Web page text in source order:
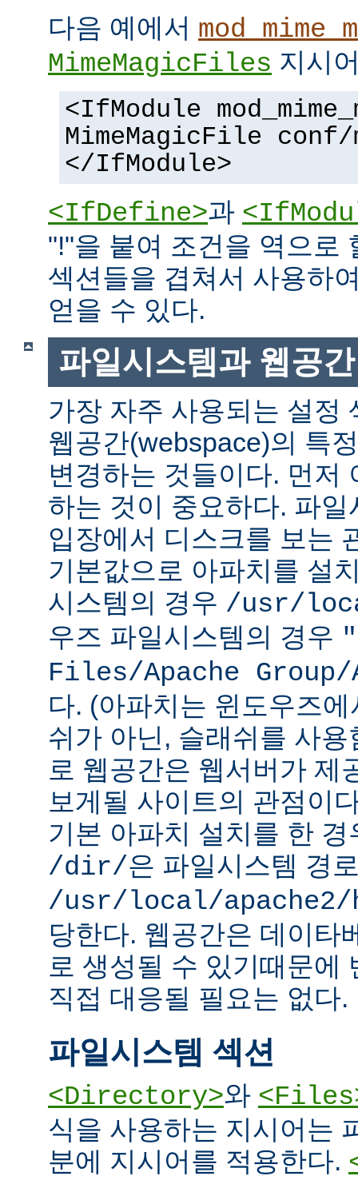
다음 예에서
MimeMagicFiles 지시
<IfModule
MimeMagicFile conf/
</IfModule>
<IfDefine>과
"!"을 붙여 조건을 역으로
섹션들을 겹쳐서 사용하
얻을 수 있다.
파일시스템과 웹공간
가장 자주 사용되는 설정
웹공간(webspace)의 특
변경하는 것들이다. 먼저
하는 것이 중요하다. 파
입장에서 디스크를 보는
기본값으로 아파치를 설
시스템의 경우 /usr/
우즈 파일시스템의 경우
Files/Apache Group/
다. (아파치는 윈도우즈
쉬가 아닌, 슬래쉬를 사
로 웹공간은 웹서버가 제
보게될 사이트의 관점이
기본 아파치 설치를 한
/dir/은 파일시스템 경
/usr/local/
당한다. 웹공간은 데이타
로 생성될 수 있기때문에
직접 대응될 필요는 없다.
파일시스템 섹션
<Directory>와
식을 사용하는 지시어는
분에 지시어를 적용한다.